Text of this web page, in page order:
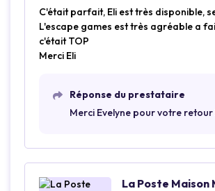
C'était parfait, Eli est très disponible,
L'escape games est très agréable a
c'était TOP
Merci Eli
Réponse du prestataire
Merci Evelyne pour votre retour
La Poste Maison